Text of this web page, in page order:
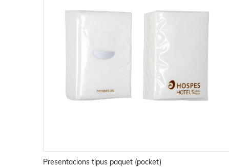
Presentacions tipus paquet (pocket)